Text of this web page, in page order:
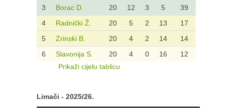
3
Borac D. 20 12 3 5
39
4
Radnički Ž. 20 5 2 13
17
5
Zrinski B. 20 4 2 14
14
6
Slavonija S. 20 4 0 16
12
Prikaži cijelu tablicu
Limači - 2025/26.